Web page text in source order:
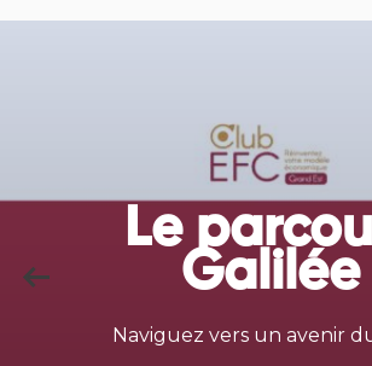
Le
Galilée
Naviguez vers un avenir